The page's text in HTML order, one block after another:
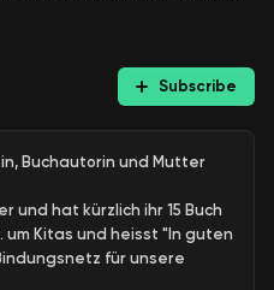
Subscribe
Buchautorin und Mutter
und hat kürzlich ihr 15 Buch
Kitas und heisst "In guten
für unsere